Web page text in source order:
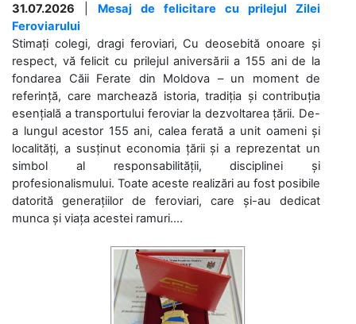
31.07.2026
Mesaj de felicitare cu prilejul Zilei
Feroviarului
Stimați colegi, dragi feroviari, Cu deosebită onoare și
respect, vă felicit cu prilejul aniversării a 155 ani de la
fondarea Căii Ferate din Moldova – un moment de
referință, care marchează istoria, tradiția și contribuția
esențială a transportului feroviar la dezvoltarea țării. De-
a lungul acestor 155 ani, calea ferată a unit oameni și
localități, a susținut economia țării și a reprezentat un
simbol al responsabilității, disciplinei și
profesionalismului. Toate aceste realizări au fost posibile
datorită generațiilor de feroviari, care și-au dedicat
munca și viața acestei ramuri....